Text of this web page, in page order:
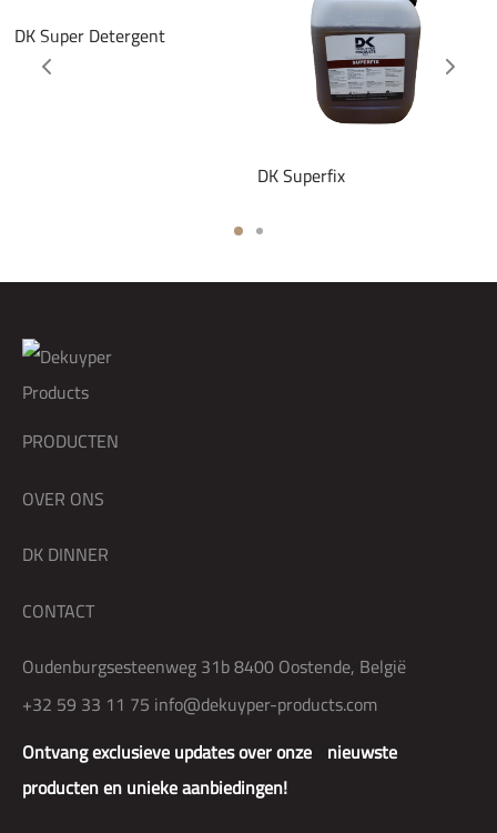
DK Super Detergent
DK Superfix
Ontvang exclusieve updates over onze nieuwste
producten en unieke aanbiedingen!
PRODUCTEN
OVER ONS
DK DINNER
CONTACT
Oudenburgsesteenweg 31b 8400 Oostende, België
+32 59 33 11 75 info@dekuyper-products.com